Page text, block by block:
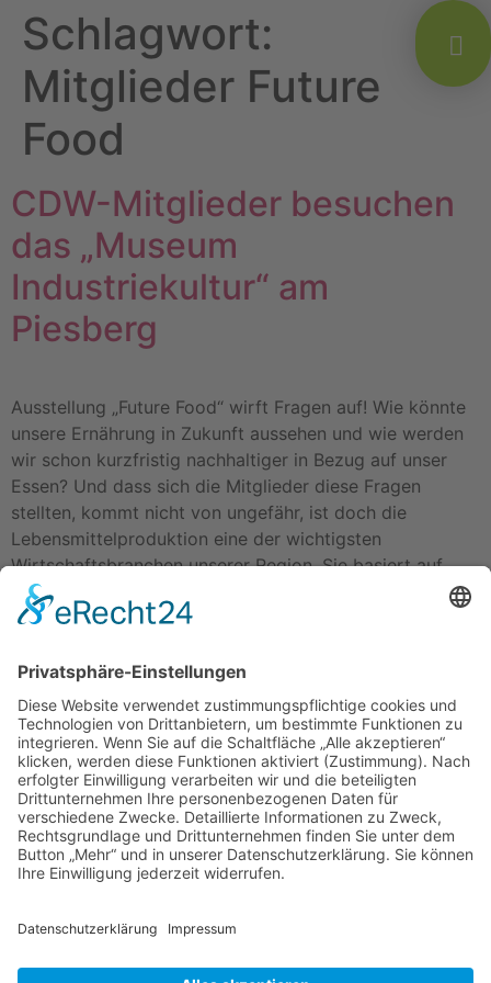
Schlagwort:
Mitglieder Future
Food
CDW-Mitglieder besuchen
das „Museum
Industriekultur“ am
Piesberg
Ausstellung „Future Food“ wirft Fragen auf! Wie könnte
unsere Ernährung in Zukunft aussehen und wie werden
wir schon kurzfristig nachhaltiger in Bezug auf unser
Essen? Und dass sich die Mitglieder diese Fragen
stellten, kommt nicht von ungefähr, ist doch die
Lebensmittelproduktion eine der wichtigsten
Wirtschaftsbranchen unserer Region. Sie basiert auf
einer ausgeprägten, diversifizierten Landwirtschaft.
Weitere […]
Impressum Datenschutzerklärung
Startseite Ziele
Im Rat
Im Verein